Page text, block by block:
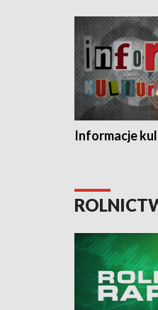
Informacje